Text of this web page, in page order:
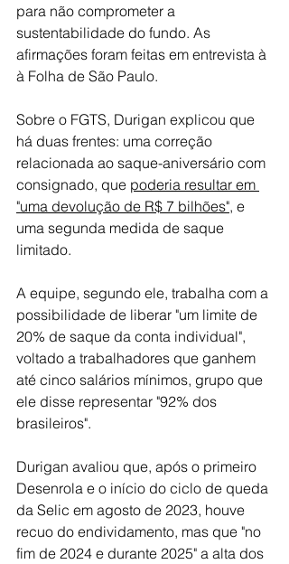
para não comprometer a
sustentabilidade do fundo. As
afirmações foram feitas em entrevista à
à Folha de São Paulo.
Sobre o FGTS, Durigan explicou que
há duas frentes: uma correção
relacionada ao saque-aniversário com
consignado, que poderia resultar em
"uma devolução de R$ 7 bilhões", e
uma segunda medida de saque
limitado.
A equipe, segundo ele, trabalha com a
possibilidade de liberar "um limite de
20% de saque da conta individual",
voltado a trabalhadores que ganhem
até cinco salários mínimos, grupo que
ele disse representar "92% dos
brasileiros".
Durigan avaliou que, após o primeiro
Desenrola e o início do ciclo de queda
da Selic em agosto de 2023, houve
recuo do endividamento, mas que "no
fim de 2024 e durante 2025" a alta dos